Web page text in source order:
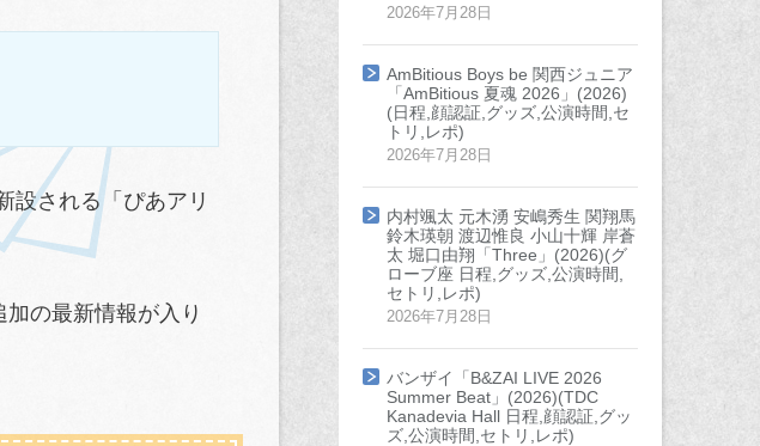
設される「ぴあアリ
の最新情報が入り
2026年7月28日
AmBitious Boys be 関西ジュニア
「AmBitious 夏魂 2026」(2026)
(日程,顔認証,グッズ,公演時間,セ
トリ,レポ)
2026年7月28日
内村颯太 元木湧 安嶋秀生 関翔馬
鈴木瑛朝 渡辺惟良 小山十輝 岸蒼
太 堀口由翔「Three」(2026)(グ
ローブ座 日程,グッズ,公演時間,
セトリ,レポ)
2026年7月28日
バンザイ「B&ZAI LIVE 2026
Summer Beat」(2026)(TDC
Kanadevia Hall 日程,顔認証,グッ
ズ,公演時間,セトリ,レポ)